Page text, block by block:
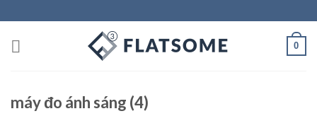
to
content
0
máy đo ánh sáng (4)